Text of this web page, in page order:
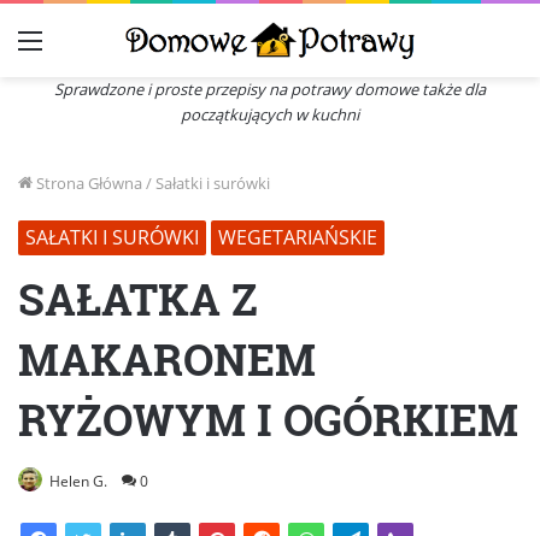
Menu
Sprawdzone i proste przepisy na potrawy domowe także dla
początkujących w kuchni
Strona Główna / Sałatki i surówki
SAŁATKI I SURÓWKI WEGETARIAŃSKIE
SAŁATKA Z
MAKARONEM
RYŻOWYM I OGÓRKIEM
Helen G. 0